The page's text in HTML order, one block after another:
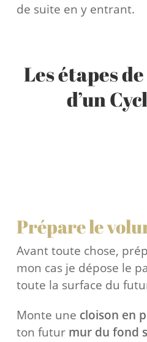
de suite en y entrant.
Les étapes
d’un
Prépare le
Avant toute chose,
mon cas je dépose le
toute la surface du
Monte une cloison en
ton futur mur du fond